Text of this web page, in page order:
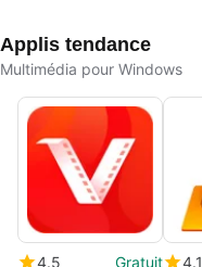
Applis tendance
Multimédia pour Windows
4.5
Gratuit
4.1